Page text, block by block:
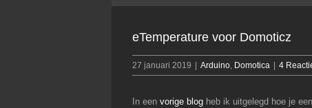
eTemperature voor Domoticz
27 januari 2019 Arduino, Domotica 4
In een vorige blog heb ik uitgelegd hoe je